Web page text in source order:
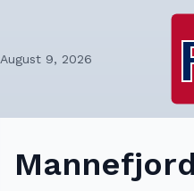
August 9, 2026
Mannefjord